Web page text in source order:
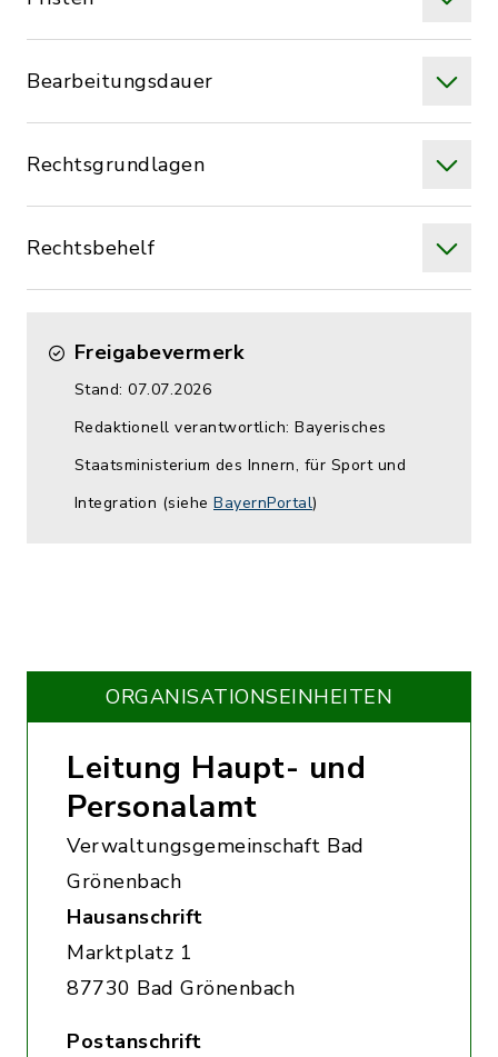
Bearbeitungsdauer
Rechtsgrundlagen
Rechtsbehelf
Freigabevermerk
Stand: 07.07.2026
Redaktionell verantwortlich: Bayerisches
Staatsministerium des Innern, für Sport und
Integration (siehe BayernPortal)
ORGANISATIONS­EINHEITEN
Leitung Haupt- und
Personalamt
Verwaltungsgemeinschaft Bad
Grönenbach
Hausanschrift
Marktplatz 1
87730 Bad Grönenbach
Postanschrift